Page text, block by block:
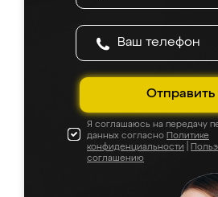
Отправить
Я соглашаюсь на передачу
данных согласно Политике
конфиденциальности
соглашению